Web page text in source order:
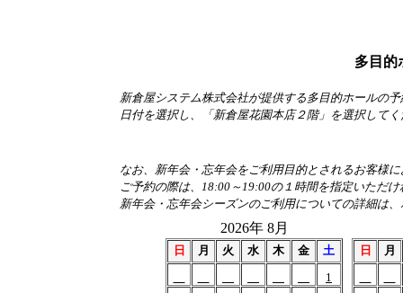
多目的
新倉屋システム株式会社が提供する多目的ホールの
日付を選択し、「新倉屋花園本店２階」を選択して
なお、新年会・忘年会をご利用目的とされるお客様
ご予約の際は、18:00～19:00の１時間を指定いただ
新年会・忘年会シーズンのご利用についての詳細は
2026年 8月
日 月 火 水 木 金
土
1
日 月